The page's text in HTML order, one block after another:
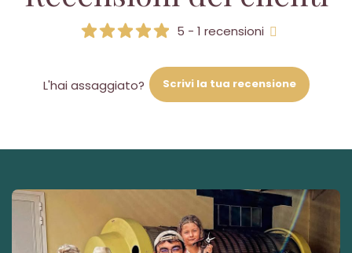
5 - 1 recensioni
L'hai assaggiato? Scrivi la tua recensione